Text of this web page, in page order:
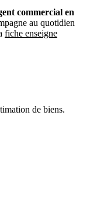
commercial en
au quotidien
fiche enseigne
de biens.